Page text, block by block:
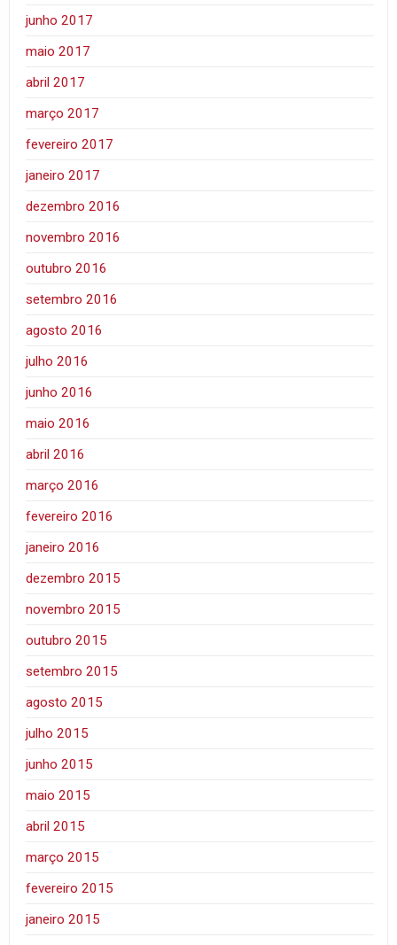
junho 2017
maio 2017
abril 2017
março 2017
fevereiro 2017
janeiro 2017
dezembro 2016
novembro 2016
outubro 2016
setembro 2016
agosto 2016
julho 2016
junho 2016
maio 2016
abril 2016
março 2016
fevereiro 2016
janeiro 2016
dezembro 2015
novembro 2015
outubro 2015
setembro 2015
agosto 2015
julho 2015
junho 2015
maio 2015
abril 2015
março 2015
fevereiro 2015
janeiro 2015